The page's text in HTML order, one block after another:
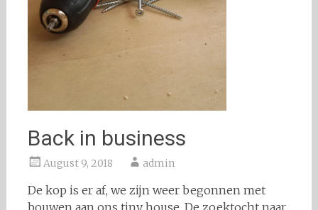
Back in business
August 9, 2018 admin
De kop is er af, we zijn weer begonnen met